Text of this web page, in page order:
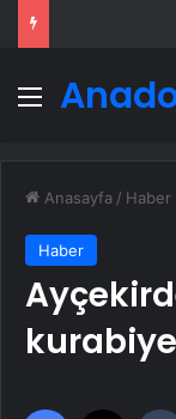
Menü
Anasayfa / Haber
Haber
kurabiye
Facebook